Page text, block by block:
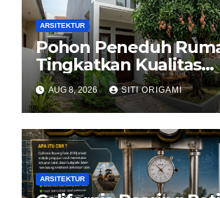
ARSITEKTUR
Pohon Peneduh
Tingkatkan Kualitas
Arsitektur Hunian
AUG 8, 2026 SITI ORIGAMI
ARSITEKTUR